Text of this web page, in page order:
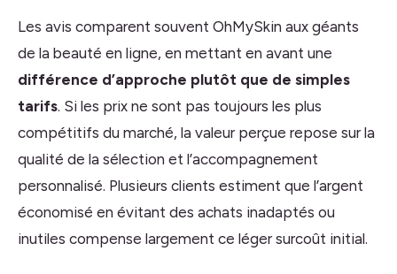
Les avis comparent souvent OhMySkin aux géants
de la beauté en ligne, en mettant en avant une
différence d’approche plutôt que de simples
tarifs. Si les prix ne sont pas toujours les plus
compétitifs du marché, la valeur perçue repose sur la
qualité de la sélection et l’accompagnement
personnalisé. Plusieurs clients estiment que l’argent
économisé en évitant des achats inadaptés ou
inutiles compense largement ce léger surcoût initial.